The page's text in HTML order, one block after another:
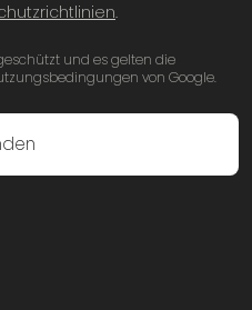
.
und es gelten die
von Google.